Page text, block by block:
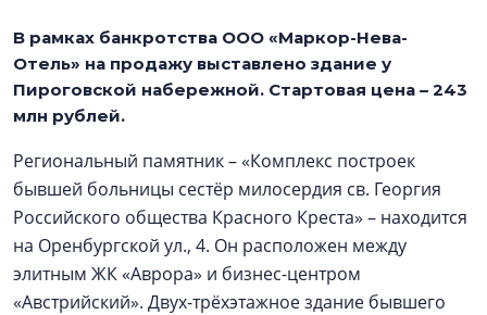
В рамках банкротства ООО «Маркор-Нева-
Отель» на продажу выставлено здание у
Пироговской набережной. Стартовая цена – 243
млн рублей.
Региональный памятник – «Комплекс построек
бывшей больницы сестёр милосердия св. Георгия
Российского общества Красного Креста» – находится
на Оренбургской ул., 4. Он расположен между
элитным ЖК «Аврора» и бизнес-центром
«Австрийский». Двух-трёхэтажное здание бывшего